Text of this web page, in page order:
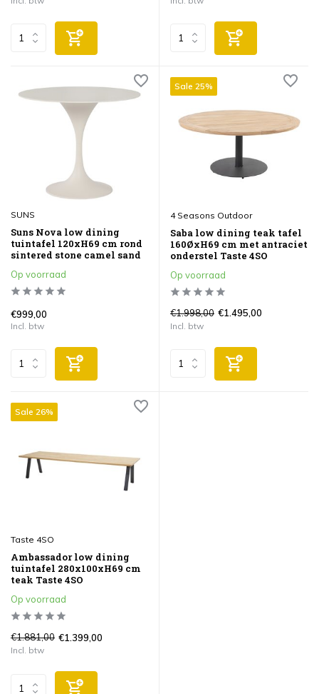
SUNS
Suns Nova low dining
tuintafel 120xH69 cm rond
sintered stone camel sand
Op voorraad
€999,00
Incl. btw
Sale 25%
4 Seasons Outdoor
Saba low dining teak tafel
160ØxH69 cm met antraciet
onderstel Taste 4SO
Op voorraad
€1.998,00 €1.495,00
Incl. btw
Sale 26%
Taste 4SO
Ambassador low dining
tuintafel 280x100xH69 cm
teak Taste 4SO
Op voorraad
€1.881,00 €1.399,00
Incl. btw